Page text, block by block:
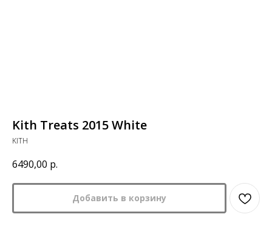
Kith Treats 2015 White
KITH
6490,00 р.
Добавить в корзину